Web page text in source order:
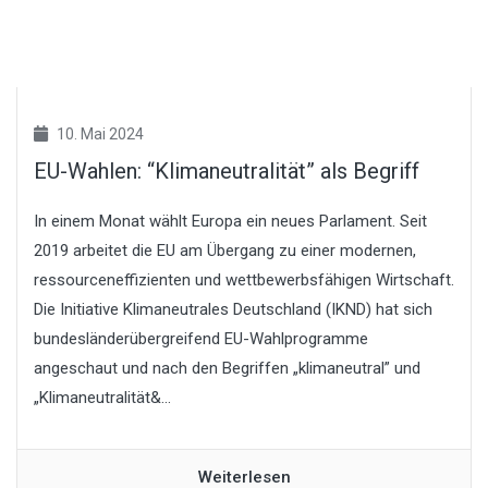
10. Mai 2024
EU-Wahlen: “Klimaneutralität” als Begriff
In einem Monat wählt Europa ein neues Parlament. Seit
2019 arbeitet die EU am Übergang zu einer modernen,
ressourceneffizienten und wettbewerbsfähigen Wirtschaft.
Die Initiative Klimaneutrales Deutschland (IKND) hat sich
bundesländerübergreifend EU-Wahlprogramme
angeschaut und nach den Begriffen „klimaneutral” und
„Klimaneutralität&...
Weiterlesen